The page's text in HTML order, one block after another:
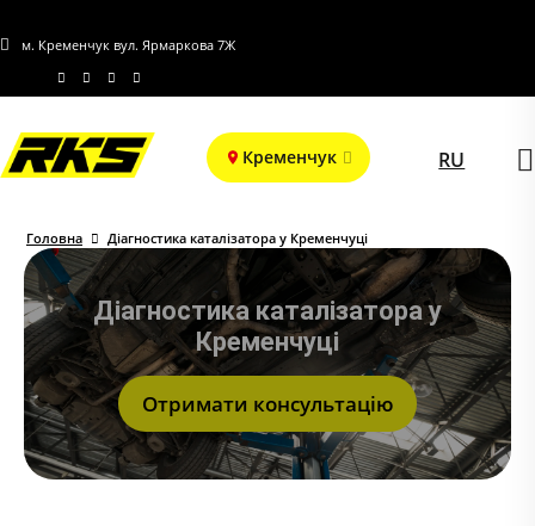
м. Кременчук вул. Ярмаркова 7Ж
Кременчук RU
Головна Діагностика каталізатора у Кременчуці
Діагностика каталізатора у
Кременчуці
Отримати консультацію